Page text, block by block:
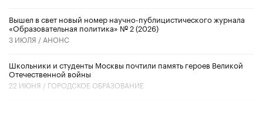
Вышел в свет новый номер научно-публицистического журнала
«Образовательная политика» № 2 (2026)
3 ИЮЛЯ / АНОНС
Школьники и студенты Москвы почтили память героев Великой
Отечественной войны
22 ИЮНЯ / ГОРОДСКОЕ ОБРАЗОВАНИЕ